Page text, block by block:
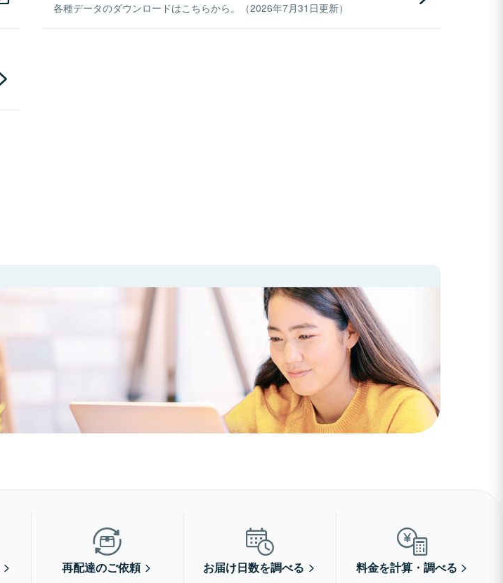
各種データのダウンロードはこちらから。（2026年7月31日更新）
再配達のご依頼 お届け日数を調べる 料金を計算・調べる